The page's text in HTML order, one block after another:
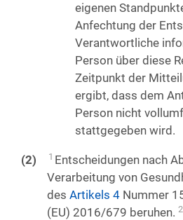
eigenen
Anfechtung der
Verantwortliche
Person über diese
Zeitpunkt der
ergibt, dass dem
Person nicht
stattgegeben wird.
1 Entscheidungen nach
Verarbeitung von
des Artikels 4 Nummer
(EU) 2016/679 beruhen. 2